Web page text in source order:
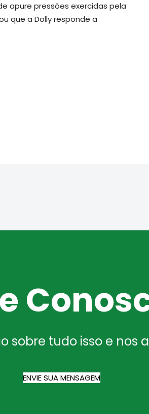
apure pressões exercidas pela
que a Dolly responde a
sobre tudo isso e nos
ENVIE SUA MENSAGEM